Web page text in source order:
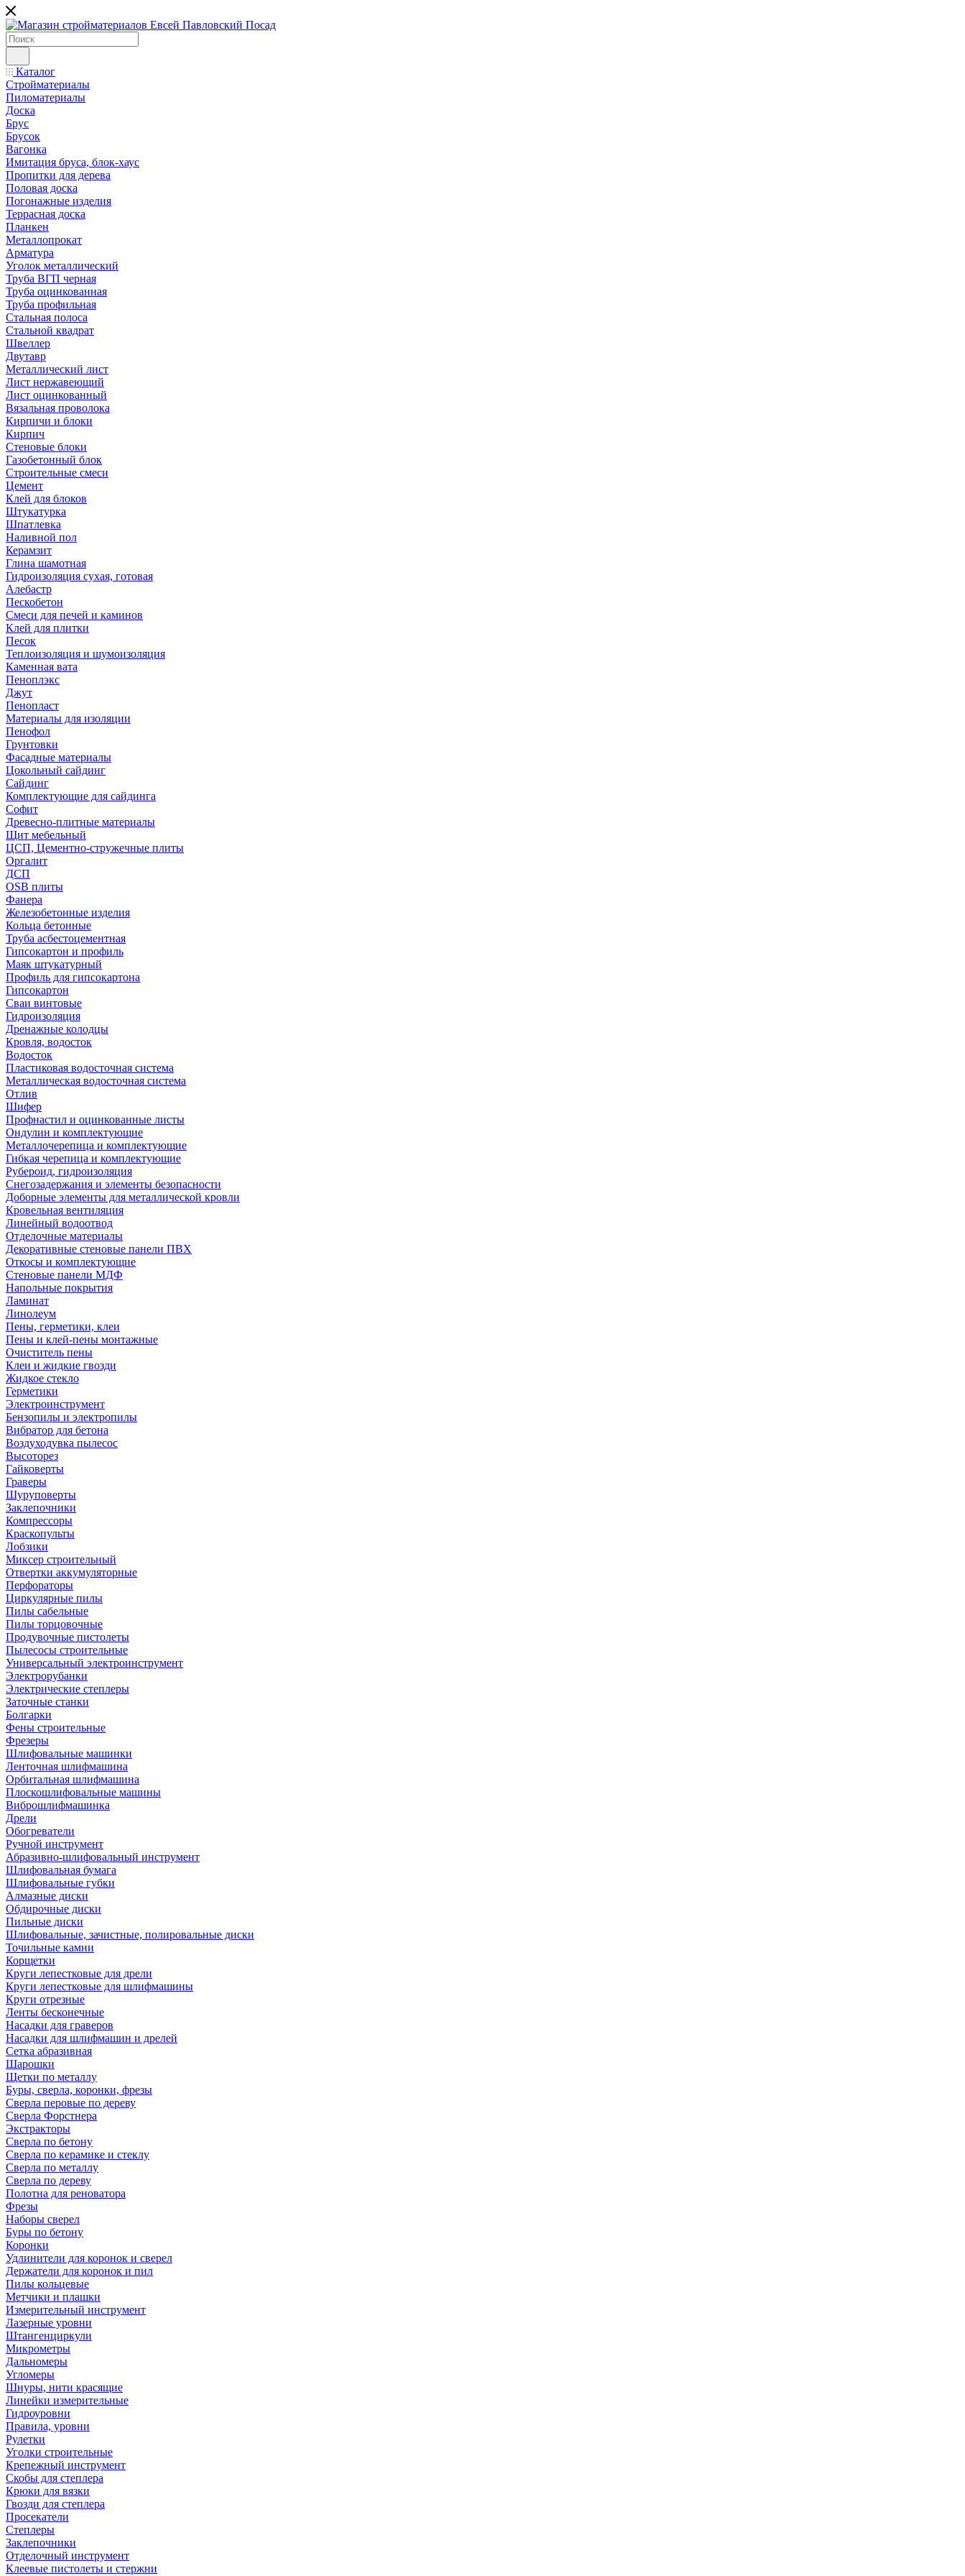
Каталог
Стройматериалы
Пиломатериалы
Доска
Брус
Брусок
Вагонка
Имитация бруса, блок-хаус
Пропитки для дерева
Половая доска
Погонажные изделия
Террасная доска
Планкен
Металлопрокат
Арматура
Уголок металлический
Труба ВГП черная
Труба оцинкованная
Труба профильная
Стальная полоса
Стальной квадрат
Швеллер
Двутавр
Металлический лист
Лист нержавеющий
Лист оцинкованный
Вязальная проволока
Кирпичи и блоки
Кирпич
Стеновые блоки
Газобетонный блок
Строительные смеси
Цемент
Клей для блоков
Штукатурка
Шпатлевка
Наливной пол
Керамзит
Глина шамотная
Гидроизоляция сухая, готовая
Алебастр
Пескобетон
Смеси для печей и каминов
Клей для плитки
Песок
Теплоизоляция и шумоизоляция
Каменная вата
Пеноплэкс
Джут
Пенопласт
Материалы для изоляции
Пенофол
Грунтовки
Фасадные материалы
Цокольный сайдинг
Сайдинг
Комплектующие для сайдинга
Софит
Древесно-плитные материалы
Щит мебельный
ЦСП, Цементно-стружечные плиты
Оргалит
ДСП
OSB плиты
Фанера
Железобетонные изделия
Кольца бетонные
Труба асбестоцементная
Гипсокартон и профиль
Маяк штукатурный
Профиль для гипсокартона
Гипсокартон
Сваи винтовые
Гидроизоляция
Дренажные колодцы
Кровля, водосток
Водосток
Пластиковая водосточная система
Металлическая водосточная система
Отлив
Шифер
Профнастил и оцинкованные листы
Ондулин и комплектующие
Металлочерепица и комплектующие
Гибкая черепица и комплектующие
Рубероид, гидроизоляция
Снегозадержания и элементы безопасности
Доборные элементы для металлической кровли
Кровельная вентиляция
Линейный водоотвод
Отделочные материалы
Декоративные стеновые панели ПВХ
Откосы и комплектующие
Стеновые панели МДФ
Напольные покрытия
Ламинат
Линолеум
Пены, герметики, клеи
Пены и клей-пены монтажные
Очиститель пены
Клеи и жидкие гвозди
Жидкое стекло
Герметики
Электроинструмент
Бензопилы и электропилы
Вибратор для бетона
Воздуходувка пылесос
Высоторез
Гайковерты
Граверы
Шуруповерты
Заклепочники
Компрессоры
Краскопульты
Лобзики
Миксер строительный
Отвертки аккумуляторные
Перфораторы
Циркулярные пилы
Пилы сабельные
Пилы торцовочные
Продувочные пистолеты
Пылесосы строительные
Универсальный электроинструмент
Электрорубанки
Электрические степлеры
Заточные станки
Болгарки
Фены строительные
Фрезеры
Шлифовальные машинки
Ленточная шлифмашина
Орбитальная шлифмашина
Плоскошлифовальные машины
Виброшлифмашинка
Дрели
Обогреватели
Ручной инструмент
Абразивно-шлифовальный инструмент
Шлифовальная бумага
Шлифовальные губки
Алмазные диски
Обдирочные диски
Пильные диски
Шлифовальные, зачистные, полировальные диски
Точильные камни
Корщетки
Круги лепестковые для дрели
Круги лепестковые для шлифмашины
Круги отрезные
Ленты бесконечные
Насадки для граверов
Насадки для шлифмашин и дрелей
Сетка абразивная
Шарошки
Щетки по металлу
Буры, сверла, коронки, фрезы
Сверла перовые по дереву
Сверла Форстнера
Экстракторы
Сверла по бетону
Сверла по керамике и стеклу
Сверла по металлу
Сверла по дереву
Полотна для реноватора
Фрезы
Наборы сверел
Буры по бетону
Коронки
Удлинители для коронок и сверел
Держатели для коронок и пил
Пилы кольцевые
Метчики и плашки
Измерительный инструмент
Лазерные уровни
Штангенциркули
Микрометры
Дальномеры
Угломеры
Шнуры, нити красящие
Линейки измерительные
Гидроуровни
Правила, уровни
Рулетки
Уголки строительные
Крепежный инструмент
Скобы для степлера
Крюки для вязки
Гвозди для степлера
Просекатели
Степлеры
Заклепочники
Отделочный инструмент
Клеевые пистолеты и стержни